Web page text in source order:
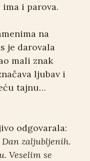
i parova.
na
je darovala
mali znak
ljubav i
tajnu…
odgovarala:
zaljubljenih.
Veselim se